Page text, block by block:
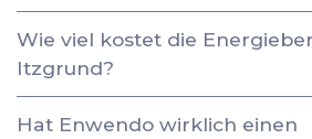
Wie viel kostet die
Itzgrund?
Hat Enwendo wirklich einen